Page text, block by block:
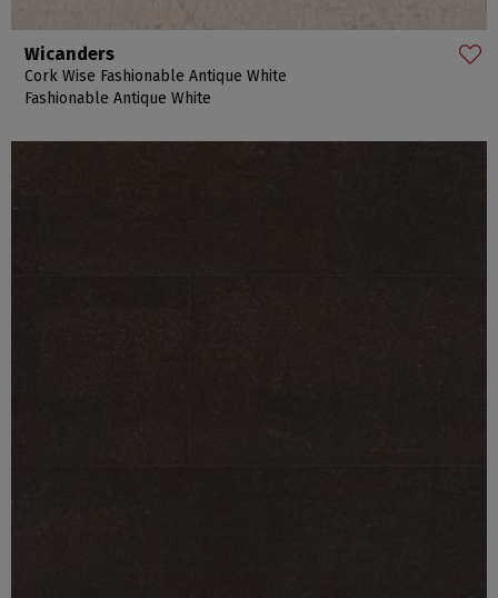
Wicanders
Cork Wise Fashionable Antique White
Fashionable Antique White